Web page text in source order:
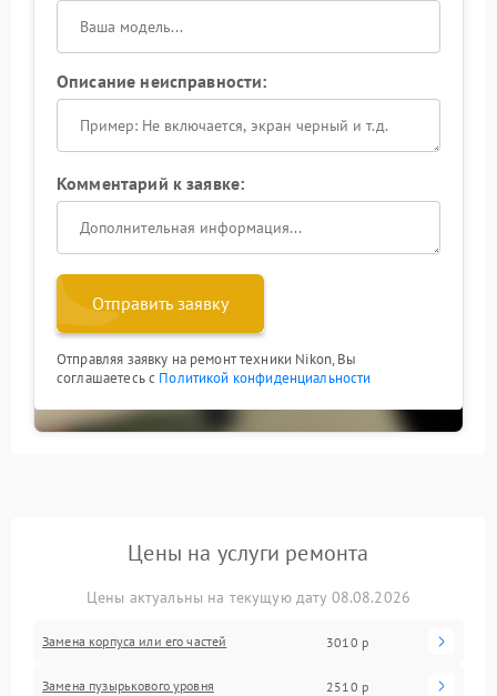
Описание неисправности:
Комментарий к заявке:
Отправить заявку
Отправляя заявку на ремонт техники Nikon, Вы
соглашаетесь с Политикой конфиденциальности
Цены на услуги ремонта
Цены актуальны на текущую дату 08.08.2026
Замена корпуса или его частей 3010 р
Замена пузырькового уровня 2510 р